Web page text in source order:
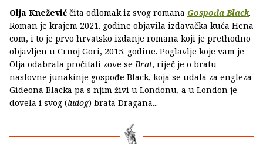
Olja Knežević čita odlomak iz svog romana Gospođa Black.
Roman je krajem 2021. godine objavila izdavačka kuća Hena
com, i to je prvo hrvatsko izdanje romana koji je prethodno
objavljen u Crnoj Gori, 2015. godine. Poglavlje koje vam je
Olja odabrala pročitati zove seBrat, riječ je o bratu
naslovne junakinje gospođe Black, koja se udala za engleza
Gideona Blacka pa s njim živi u Londonu, a u London je
dovela i svog (ludog) brata Dragana...